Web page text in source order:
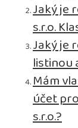
Jaký je
s.r.o.
Jaký je
listinou
Mám
účet
s.r.o.?